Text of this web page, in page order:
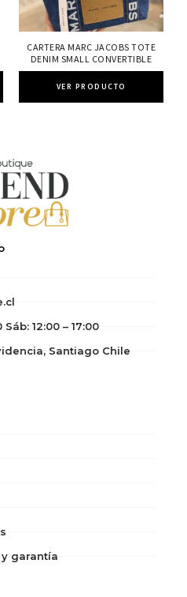
CARTERA MARC JACOBS TOTE
DENIM SMALL CONVERTIBLE
VER PRODUCTO
Sáb: 12:00 – 17:00
Santiago Chile
garantía